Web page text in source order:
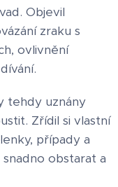
Objevil
zraku s
ovlivnění
tehdy uznány
Zřídil si vlastní
případy a
obstarat a